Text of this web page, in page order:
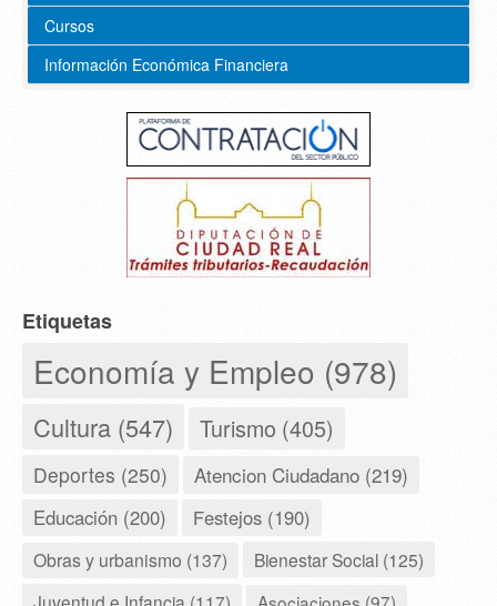
Cursos
Información Económica Financiera
Etiquetas
Economía y Empleo (978)
Cultura (547) Turismo (405)
Deportes (250) Atencion Ciudadano (219)
Educación (200) Festejos (190)
Obras y urbanismo (137)
Bienestar Social (125)